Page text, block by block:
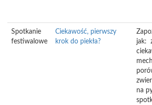
Spotkanie
festiwalowe
Ciekawość, pierwszy
krok do piekła?
jak:
na